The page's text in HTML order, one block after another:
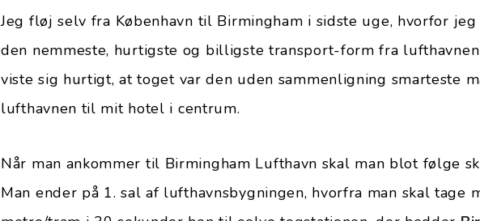
Jeg fløj selv fra København til Birmingham i sidste uge, hvorfor
den nemmeste, hurtigste og billigste transport-form fra
viste sig hurtigt, at toget var den uden sammenligning smarteste
lufthavnen til mit hotel i centrum.
Når man ankommer til Birmingham Lufthavn skal man blot følge
Man ender på 1. sal af lufthavnsbygningen, hvorfra man skal tage